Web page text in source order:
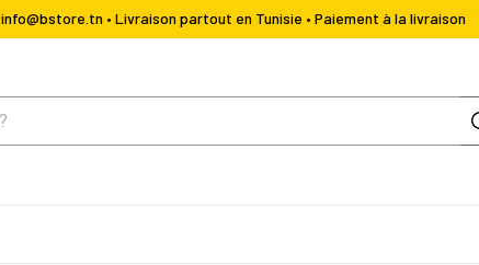
info@bstore.tn • Livraison partout en Tunisie • Paiement à la livraison